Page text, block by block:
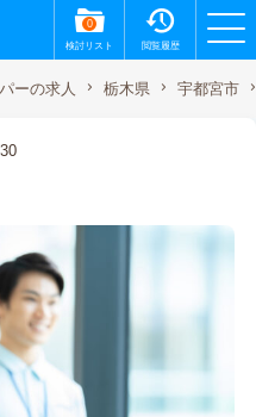
0
検討リスト 閲覧履歴
ーの求人 栃木県 宇都宮市